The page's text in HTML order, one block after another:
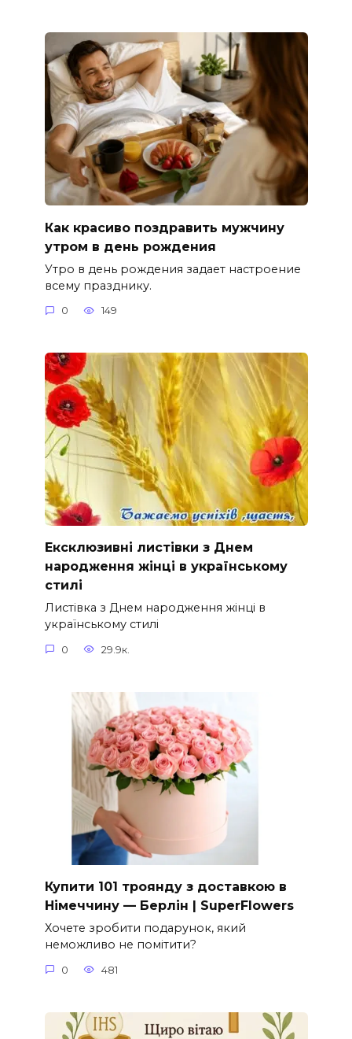
Как красиво поздравить мужчину
утром в день рождения
Утро в день рождения задает настроение
всему празднику.
0 149
Ексклюзивні листівки з Днем
народження жінці в українському
стилі
Листівка з Днем народження жінці в
українському стилі
0 29.9к.
Купити 101 троянду з доставкою в
Німеччину — Берлін | SuperFlowers
Хочете зробити подарунок, який
неможливо не помітити?
0 481